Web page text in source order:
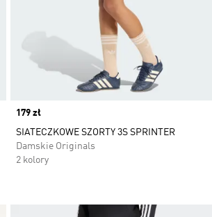
Price
179 zł
SIATECZKOWE SZORTY 3S SPRINTER
Damskie Originals
2 kolory